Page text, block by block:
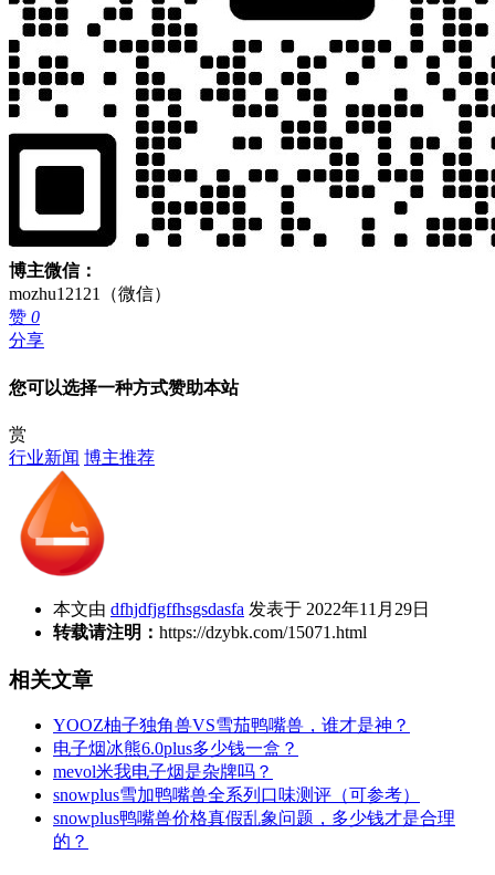
博主微信：
mozhu12121（微信）
赞 0
分享
您可以选择一种方式赞助本站
赏
行业新闻 博主推荐
本文由 dfhjdfjgffhsgsdasfa 发表于 2022年11月29日
转载请注明： https://dzybk.com/15071.html
相关文章
YOOZ柚子独角兽VS雪茄鸭嘴兽，谁才是神？
电子烟冰熊6.0plus多少钱一盒？
mevol米我电子烟是杂牌吗？
snowplus雪加鸭嘴兽全系列口味测评（可参考）
snowplus鸭嘴兽价格真假乱象问题，多少钱才是合理
的？